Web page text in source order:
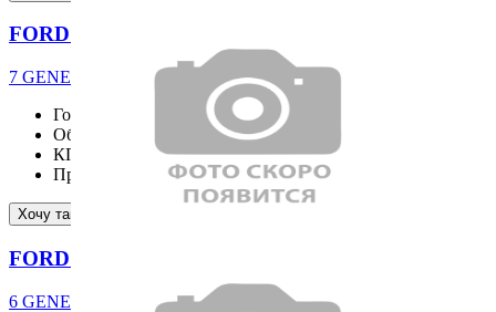
FORD MUSTANG
7 GENERATION 2.3 Ecoboost Premium Coupe
Год выпуска
Объём двигателя
5038 см³
КПП
Пробег
16111 км
Хочу такой же
FORD EXPLORER
6 GENERATION ST-Line 2.3 4WD